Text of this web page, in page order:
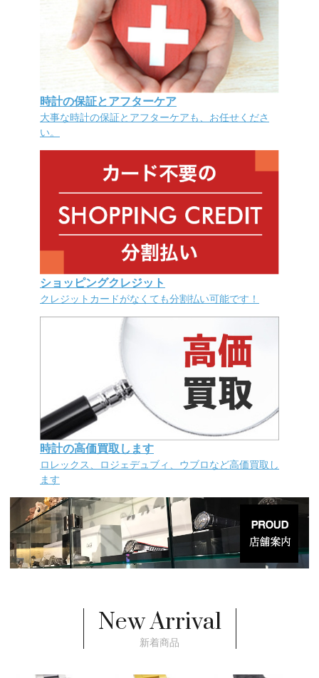
時計の保証とアフターケア
大事な時計の保証とアフターケアも、お任せくださ
い。
ショッピングクレジット
クレジットカードがなくても分割払い可能です！
時計の高価買取します
ロレックス、ロジェデュブィ、ウブロなど高価買取し
ます
New Arrival
新着商品